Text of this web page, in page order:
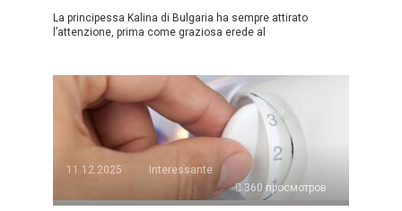
La principessa Kalina di Bulgaria ha sempre attirato
l’attenzione, prima come graziosa erede al
11.12.2025
Interessante
360 просмотров